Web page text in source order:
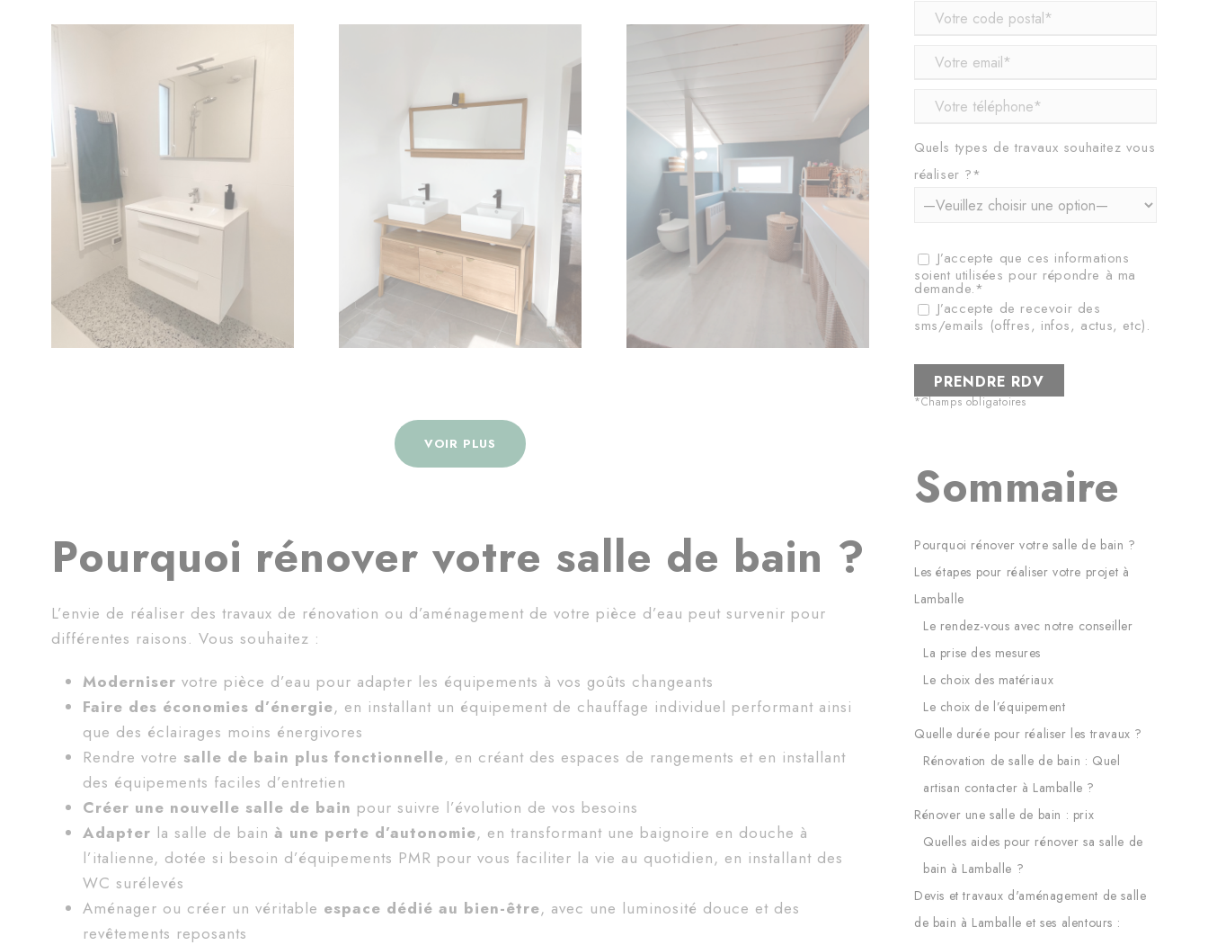
VOIR PLUS
Pourquoi rénover votre salle de bain ?
L’envie de réaliser des travaux de rénovation ou d’aménagement de votre pièce d’eau peut survenir pour
différentes raisons. Vous souhaitez :
Moderniser votre pièce d’eau pour adapter les équipements à vos goûts changeants
Faire des économies d’énergie, en installant un équipement de chauffage individuel performant ainsi
que des éclairages moins énergivores
Rendre votre salle de bain plus fonctionnelle, en créant des espaces de rangements et en installant
des équipements faciles d’entretien
Créer une nouvelle salle de bain pour suivre l’évolution de vos besoins
Adapter la salle de bain à une perte d’autonomie, en transformant une baignoire en douche à
l’italienne, dotée si besoin d’équipements PMR pour vous faciliter la vie au quotidien, en installant des
WC surélevés
Aménager ou créer un véritable espace dédié au bien-être, avec une luminosité douce et des
revêtements reposants
Quels types de travaux souhaitez vous
réaliser ?*
J’accepte que ces informations
soient utilisées pour répondre à ma
demande.*
J’accepte de recevoir des
sms/emails (offres, infos, actus, etc).
*Champs obligatoires
Sommaire
Pourquoi rénover votre salle de bain ?
Les étapes pour réaliser votre projet à
Lamballe
Le rendez-vous avec notre conseiller
La prise des mesures
Le choix des matériaux
Le choix de l’équipement
Quelle durée pour réaliser les travaux ?
Rénovation de salle de bain : Quel
artisan contacter à Lamballe ?
Rénover une salle de bain : prix
Quelles aides pour rénover sa salle de
bain à Lamballe ?
Devis et travaux d'aménagement de salle
de bain à Lamballe et ses alentours :